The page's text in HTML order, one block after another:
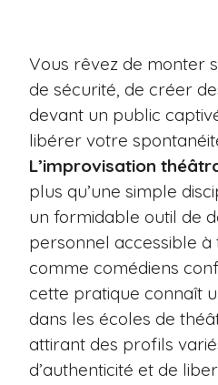
Vous rêvez de monter
de sécurité, de créer
devant un public
libérer votre
L’improvisation
plus qu’une simple
un formidable outil de
personnel accessible à
comme comédiens
cette pratique connaît
dans les écoles de
attirant des profils
d’authenticité et de